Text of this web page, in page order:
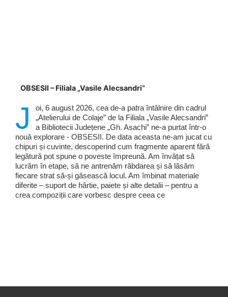
OBSESII – Filiala „Vasile Alecsandri”
J
oi, 6 august 2026, cea de-a patra întâlnire din cadrul
„Atelierului de Colaje” de la Filiala „Vasile Alecsandri”
a Bibliotecii Județene „Gh. Asachi” ne-a purtat într-o
nouă explorare - OBSESII. De data aceasta ne-am jucat cu
chipuri și cuvinte, descoperind cum fragmente aparent fără
legătură pot spune o poveste împreună. Am învățat să
lucrăm în etape, să ne antrenăm răbdarea și să lăsăm
fiecare strat să-și găsească locul. Am îmbinat materiale
diferite – suport de hârtie, paiete și alte detalii – pentru a
crea compoziții care vorbesc despre ceea ce